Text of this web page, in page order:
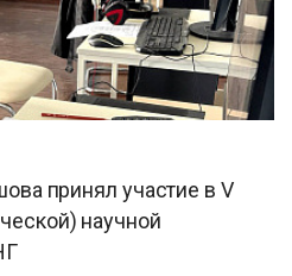
принял участие в V
научной